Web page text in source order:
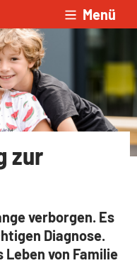
Menü
zur
verborgen. Es
Diagnose.
von Familie